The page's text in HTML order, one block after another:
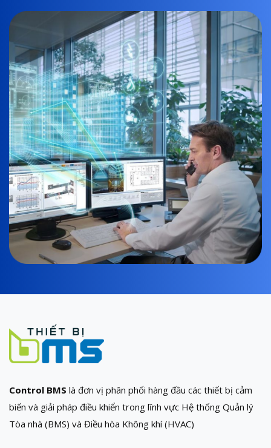
Control BMS là đơn vị phân phối hàng đầu các thiết bị cảm
biến và giải pháp điều khiển trong lĩnh vực Hệ thống Quản lý
Tòa nhà (BMS) và Điều hòa Không khí (HVAC)